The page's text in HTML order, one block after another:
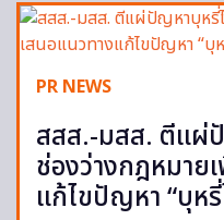
PR NEWS
สสส.-มสส. ตีแผ่
ช่องว่างกฎหมาย
แก้ไขปัญหา “บุห